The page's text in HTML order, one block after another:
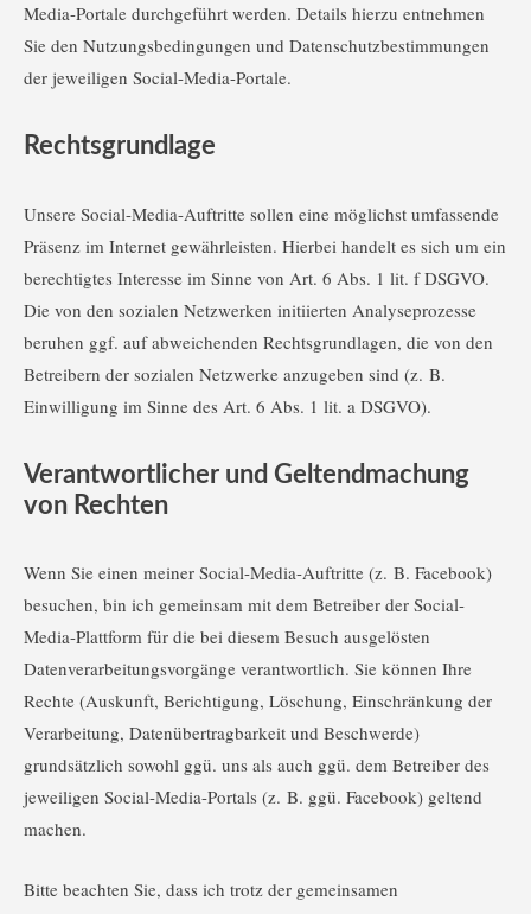
Media-Portale durchgeführt werden. Details hierzu entnehmen
Sie den Nutzungsbedingungen und Datenschutzbestimmungen
der jeweiligen Social-Media-Portale.
Rechtsgrundlage
Unsere Social-Media-Auftritte sollen eine möglichst umfassende
Präsenz im Internet gewährleisten. Hierbei handelt es sich um ein
berechtigtes Interesse im Sinne von Art. 6 Abs. 1 lit. f DSGVO.
Die von den sozialen Netzwerken initiierten Analyseprozesse
beruhen ggf. auf abweichenden Rechtsgrundlagen, die von den
Betreibern der sozialen Netzwerke anzugeben sind (z. B.
Einwilligung im Sinne des Art. 6 Abs. 1 lit. a DSGVO).
Verantwortlicher und Geltendmachung
von Rechten
Wenn Sie einen meiner Social-Media-Auftritte (z. B. Facebook)
besuchen, bin ich gemeinsam mit dem Betreiber der Social-
Media-Plattform für die bei diesem Besuch ausgelösten
Datenverarbeitungsvorgänge verantwortlich. Sie können Ihre
Rechte (Auskunft, Berichtigung, Löschung, Einschränkung der
Verarbeitung, Datenübertragbarkeit und Beschwerde)
grundsätzlich sowohl ggü. uns als auch ggü. dem Betreiber des
jeweiligen Social-Media-Portals (z. B. ggü. Facebook) geltend
machen.
Bitte beachten Sie, dass ich trotz der gemeinsamen